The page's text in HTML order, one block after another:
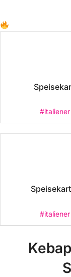
#italiener
#italiener